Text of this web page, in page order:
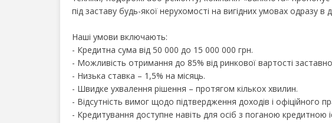
під заставу будь-якої нерухомості на вигідних умовах одразу в
Наші умови включають:
- Кредитна сума від 50 000 до 15 000 000 грн.
- Можливість отримання до 85% від ринкової вартості
- Низька ставка – 1,5% на місяць.
- Швидке ухвалення рішення – протягом кількох хвилин.
- Відсутність вимог щодо підтвердження доходів і офіційного
- Кредитування доступне навіть для осіб з поганою кредитною